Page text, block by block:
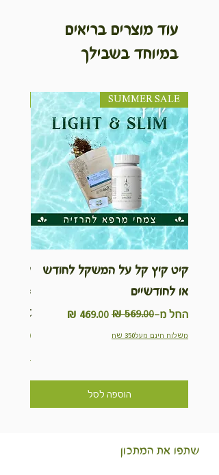
עוד מוצרים בריאים
במיוחד בשבילך
SUMMER SALE
קיט קיץ קל על המשקל לחודש
או לחודשיים
החל מ-
מחיר רגיל
מחיר מבצע
משלוח חינם מעל350 שח
הוספה לסל
ערכת
Kit
מחיר